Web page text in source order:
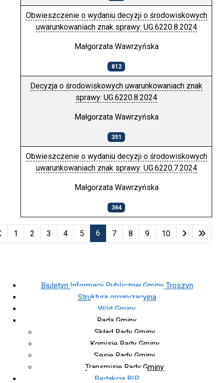
Biuletyn Informacji Publicznej Gminy Troszyn
Struktura organizacyjna
Wójt Gminy
Rada Gminy
Skład Rady Gminy
Komisje Rady Gminy
Sesje Rady Gminy
Transmisje Rady Gminy
Redakcja BIP
Spis artykułów
Obwieszczenie o wydaniu decyzji o środowiskowych
uwarunkowaniach znak sprawy: UG.6220.8.2024
Małgorzata Wawrzyńska
812
Decyzja o środowiskowych uwarunkowaniach znak
sprawy: UG.6220.8.2024
Małgorzata Wawrzyńska
351
Obwieszczenie o wydaniu decyzji o środowiskowych
uwarunkowaniach znak sprawy: UG.6220.7.2024
Małgorzata Wawrzyńska
364
Strona 6 z 18
1 2 3 4 5 6 7 8 9 10